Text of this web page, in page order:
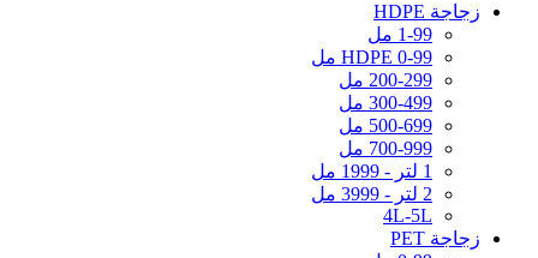
زجاجة HDPE
1-99 مل
HDPE 0-99 مل
200-299 مل
300-499 مل
500-699 مل
700-999 مل
1 لتر - 1999 مل
2 لتر - 3999 مل
4L-5L
زجاجة PET